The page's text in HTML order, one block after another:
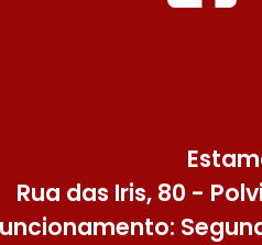
Rua das Iris, 80 -